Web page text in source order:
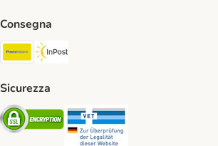
Consegna
Poste Italiane. Shipping Method
Sicurezza
Security